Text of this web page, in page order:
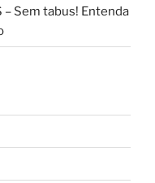
– Sem tabus! Entenda